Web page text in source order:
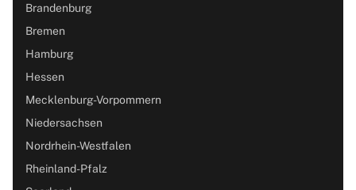
Brandenburg
Bremen
Hamburg
Hessen
Mecklenburg-Vorpommern
Niedersachsen
Nordrhein-Westfalen
Rheinland-Pfalz